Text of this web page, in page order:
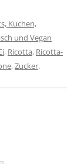
Kuchen,
und Vegan
, Ricotta, Ricotta-
,Zucker.